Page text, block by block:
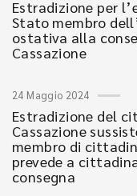
Estradizione per
Stato membro
ostativa alla
Cassazione
24 Maggio 2024
Estradizione del
Cassazione
membro di
prevede a
consegna